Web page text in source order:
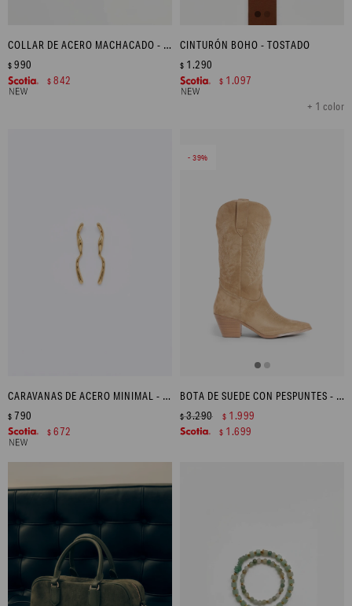
COLLAR DE ACERO MACHACADO - DORADO
$ 990
$ 842
CINTURÓN BOHO - TOSTADO
+ 1 color
$ 1.290
$ 1.097
CARAVANAS DE ACERO MINIMAL - DORADO
$ 790
$ 672
39
BOTA DE SUEDE CON PESPUNTES - BEIGE
$3.290 $ 1.999
$ 1.699